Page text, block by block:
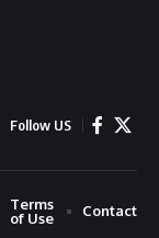
Follow US
Terms
of Use
Contact